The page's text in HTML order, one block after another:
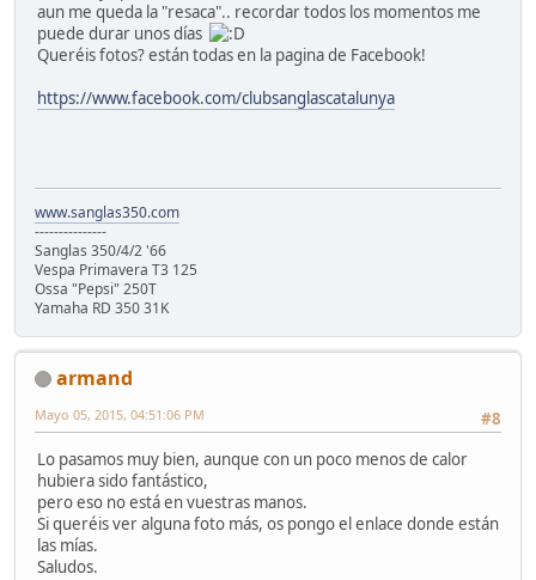
aun me queda la "resaca".. recordar todos los momentos me
puede durar unos días
Queréis fotos? están todas en la pagina de Facebook!
https://www.facebook.com/clubsanglascatalunya
www.sanglas350.com
---------------
Sanglas 350/4/2 '66
Vespa Primavera T3 125
Ossa "Pepsi" 250T
Yamaha RD 350 31K
armand
#8
Mayo 05, 2015, 04:51:06 PM
Lo pasamos muy bien, aunque con un poco menos de calor
hubiera sido fantástico,
pero eso no está en vuestras manos.
Si queréis ver alguna foto más, os pongo el enlace donde están
las mías.
Saludos.